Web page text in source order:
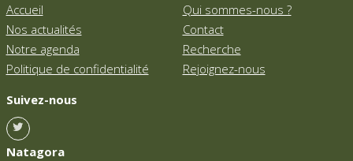
Accueil
Nos actualités
Notre agenda
Politique de confidentialité
Qui sommes-nous ?
Contact
Recherche
Rejoignez-nous
Suivez-nous
Natagora